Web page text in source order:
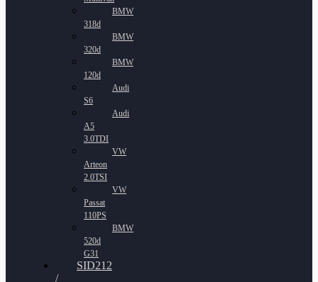
BMW
318d
BMW
320d
BMW
120d
Audi
S6
Audi
A5
3.0TDI
VW
Arteon
2.0TSI
VW
Passat
110PS
BMW
520d
G31
SID212
/